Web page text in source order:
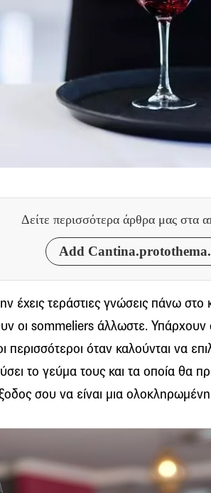
Δείτε περισσότερα άρθρα μας στα
Add
έχεις τεράστιες γνώσεις πάνω στο
οι sommeliers άλλωστε.
περισσότεροι όταν καλούνται να
το γεύμα τους και τα οποία θα
σου να είναι μια ολοκληρωμένη